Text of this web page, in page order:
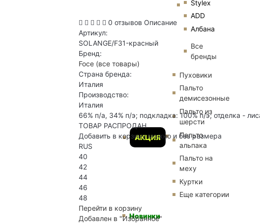
Stylex
ADD
Албана
Все
бренды
АКЦИЯ
Пуховики
Пальто
демисезонные
Пальто из
шерсти
Пальто
альпака
Пальто на
меху
Куртки
Еще категории
Новинки
0 отзывов Описание
Артикул:
SOLANGE/F31-красный
Бренд:
Foce (все товары)
Страна бренда:
Италия
Производство:
Италия
66% п/а, 34% п/э; подкладка: 100% п/э; отделка -
ТОВАР РАСПРОДАН
Добавить в корзину можно и без размера
RUS
40
42
44
46
48
Перейти в корзину
Добавлен в "Избранное"